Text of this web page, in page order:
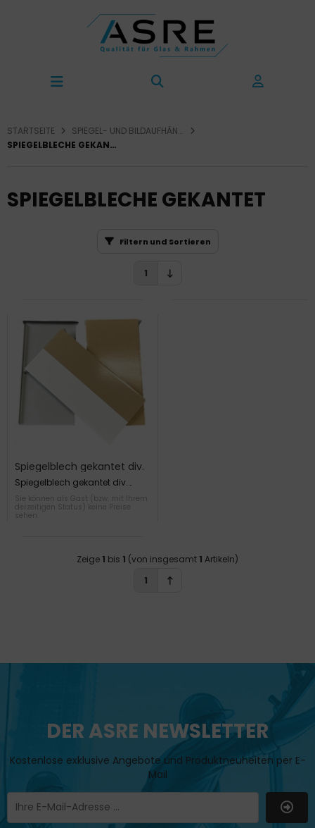
STARTSEITE
SPIEGEL- UND BILDAUFHÄNGUNG
SPIEGELBLECHE GEKANTET
SPIEGELBLECHE GEKANTET
Filtern und Sortieren
1
Spiegelblech gekantet div.
Größen & Stärken
Spiegelblech gekantet div.
Sie können als Gast (bzw. mit Ihrem
derzeitigen Status) keine Preise
Zeige 1 bis 1 (von insgesamt 1 Artikeln)
1
DER ASRE NEWSLETTER
Kostenlose exklusive Angebote und Produktneuheiten per E-
Mail